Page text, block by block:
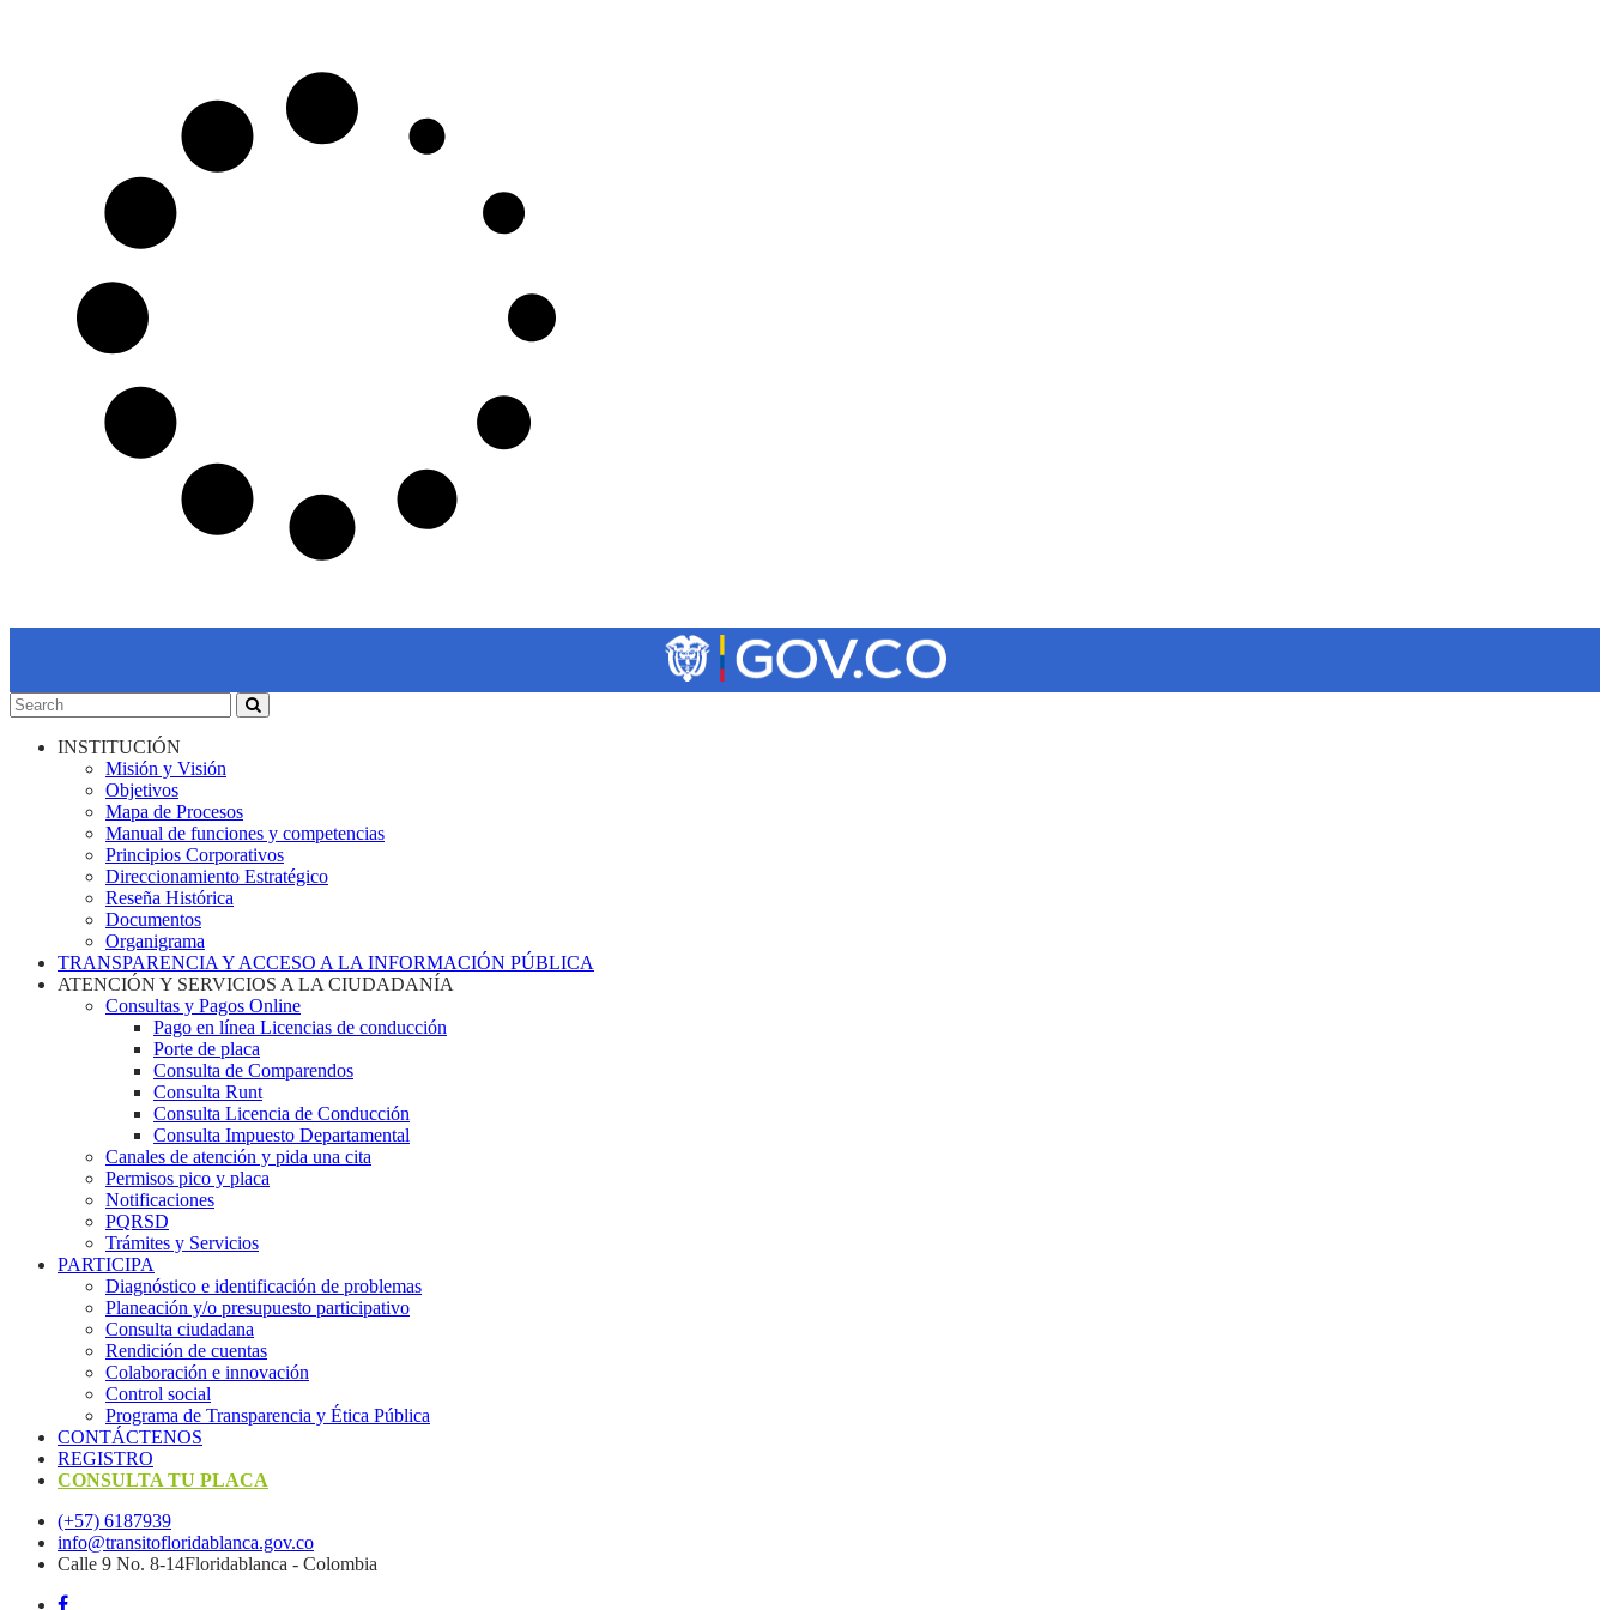
INSTITUCIÓN
Misión y Visión
Objetivos
Mapa de Procesos
Manual de funciones y competencias
Principios Corporativos
Direccionamiento Estratégico
Reseña Histórica
Documentos
Organigrama
TRANSPARENCIA Y ACCESO A LA INFORMACIÓN PÚBLICA
ATENCIÓN Y SERVICIOS A LA CIUDADANÍA
Consultas y Pagos Online
Pago en línea Licencias de conducción
Porte de placa
Consulta de Comparendos
Consulta Runt
Consulta Licencia de Conducción
Consulta Impuesto Departamental
Canales de atención y pida una cita
Permisos pico y placa
Notificaciones
PQRSD
Trámites y Servicios
PARTICIPA
Diagnóstico e identificación de problemas
Planeación y/o presupuesto participativo​
Consulta ciudadana
Rendición de cuentas
Colaboración e innovación
Control social
Programa de Transparencia y Ética Pública
CONTÁCTENOS
REGISTRO
CONSULTA TU PLACA
(+57) 6187939
info@transitofloridablanca.gov.co
Calle 9 No. 8-14Floridablanca - Colombia